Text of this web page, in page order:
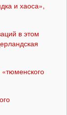
и хаоса»,
в этом